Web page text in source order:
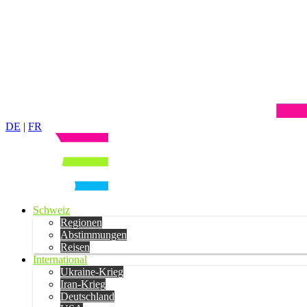
DE | FR
Schweiz
Regionen
Abstimmungen
Reisen
International
Ukraine-Krieg
Iran-Krieg
Deutschland